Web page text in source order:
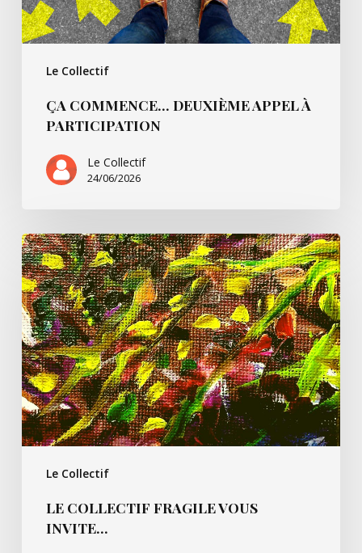
Le Collectif
ÇA COMMENCE… DEUXIÈME APPEL À
PARTICIPATION
Le Collectif
24/06/2026
Le Collectif
Le
Collectif
Fragile
vous
invite…
LE COLLECTIF FRAGILE VOUS
INVITE…